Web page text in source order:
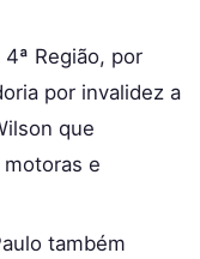
Região, por
por invalidez a
que
e
também